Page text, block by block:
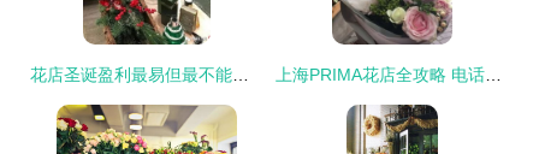
花店圣诞盈利最易但最不能忽视的一项，你中招了吗？ 上海PRIMA花店全攻略 电话、地址、价格与营业时间一览